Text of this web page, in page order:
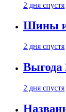
2 дня спустя
Шины и
2 дня спустя
Выгода
2 дня спустя